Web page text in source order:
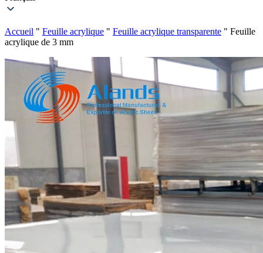
Accueil " Feuille acrylique " Feuille acrylique transparente " Feuille
acrylique de 3 mm